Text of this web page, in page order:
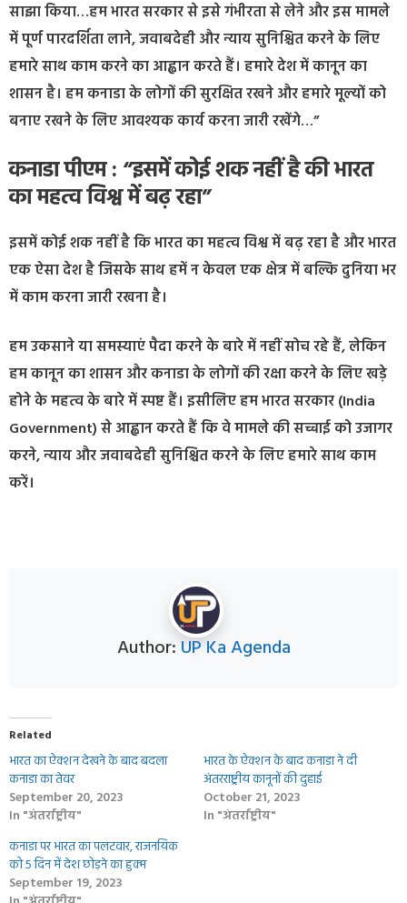
साझा किया…हम भारत सरकार से इसे गंभीरता से लेने और इस मामले
में पूर्ण पारदर्शिता लाने, जवाबदेही और न्याय सुनिश्चित करने के लिए
हमारे साथ काम करने का आह्वान करते हैं। हमारे देश में कानून का
शासन है। हम कनाडा के लोगों की सुरक्षित रखने और हमारे मूल्यों को
बनाए रखने के लिए आवश्यक कार्य करना जारी रखेंगे…”
कनाडा पीएम : “इसमें कोई शक नहीं है की भारत
का महत्व विश्व में बढ़ रहा”
इसमें कोई शक नहीं है कि भारत का महत्व विश्व में बढ़ रहा है और भारत
एक ऐसा देश है जिसके साथ हमें न केवल एक क्षेत्र में बल्कि दुनिया भर
में काम करना जारी रखना है।
हम उकसाने या समस्याएं पैदा करने के बारे में नहीं सोच रहे हैं, लेकिन
हम कानून का शासन और कनाडा के लोगों की रक्षा करने के लिए खड़े
होने के महत्व के बारे में स्पष्ट हैं। इसीलिए हम भारत सरकार (India
Government) से आह्वान करते हैं कि वे मामले की सच्चाई को उजागर
करने, न्याय और जवाबदेही सुनिश्चित करने के लिए हमारे साथ काम
करें।
Author: UP Ka Agenda
Related
भारत का ऐक्शन देखने के बाद बदला
कनाडा का तेवर
September 20, 2023
In "अंतर्राष्ट्रीय"
भारत के ऐक्शन के बाद कनाडा ने दी
अंतरराष्ट्रीय कानूनों की दुहाई
October 21, 2023
In "अंतर्राष्ट्रीय"
कनाडा पर भारत का पलटवार, राजनयिक
को 5 दिन में देश छोड़ने का हुक्‍म
September 19, 2023